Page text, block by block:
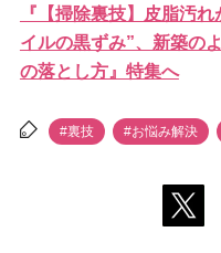
『【掃除裏技】皮脂汚
イルの黒ずみ”、新築の
の落とし方』特集へ
#裏技 #お悩み解決